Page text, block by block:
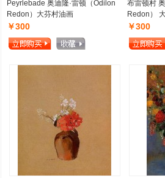
Peyrlebade 奥迪隆·雷顿（Odilon
Redon）大芬村油画
￥300
布雷顿村
Redon）
￥300